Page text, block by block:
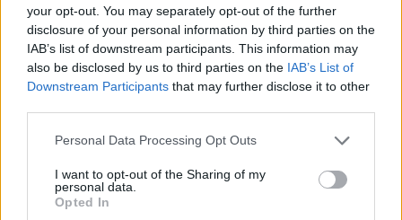
your opt-out. You may separately opt-out of the further
disclosure of your personal information by third parties on the
IAB’s list of downstream participants. This information may
also be disclosed by us to third parties on the IAB’s List of
Downstream Participants that may further disclose it to other
Please note that this website/app uses one or more Google
not limited to your visit or usage behaviour. You may click to
grant or deny consent to Google and its third-party tags to
use your data for below specified purposes in below Google
Personal Data Processing Opt Outs
I want to opt-out of the Sharing of my
personal data.
Opted In
3Σίντνεϊ Τάουλ: Πέθανε σε ηλικία 26 ετών η
σταρ του TikTok – Kατέγραφε τη ζωή της
με τον καρκίνο
4Μεταφορές χρημάτων: Πότε μπορεί να
θεωρηθούν δωρεές και να επιβληθεί φόρος
– Τι ισχυεί για τις γονικές παροχές
Κυψέλη: «Δεν μπορώ να το πιστέψω» –
Σοκαρισμένο το ζευγάρι Αμερικανών που
φιλοξενούσε τον 26χρονο Αφγανό στη
Λέσβο